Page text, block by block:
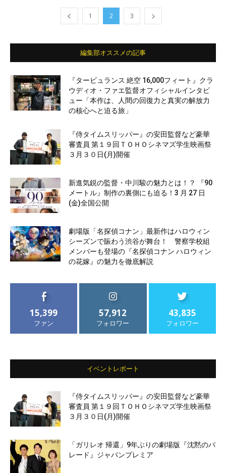
1 2 3
編集部オススメの記事
『タービュランス 絶空 16,000フィート』クラ
ウディオ・ファエ監督オフィシャルインタビ
ュー「本作は、人間の回復力と真実の解放力
の核心へと迫る旅」
『侍タイムスリッパー』の安田監督など豪華
審査員 第１９回ＴＯＨＯシネマズ学生映画祭
３月３０日(月)開催
新進気鋭の監督・中川駿の魅力とは！？ 『90
メートル』制作の裏側にも迫る！3 月 27 日
(金)全国公開
劇場版「名探偵コナン」最新作はハロウィン
シーズンで賑わう渋谷が舞台！ 警察学校組
メンバーも登場の『名探偵コナン ハロウィン
の花嫁』の魅力を徹底解説
15,399
ファン
57,912
フォロワー
43,835
フォロワー
イベントレポート
『侍タイムスリッパー』の安田監督など豪華
審査員 第１９回ＴＯＨＯシネマズ学生映画祭
３月３０日(月)開催
「ガリレオ 帰還」9年ぶりの劇場版『沈黙のパ
レード』ジャパンプレミア